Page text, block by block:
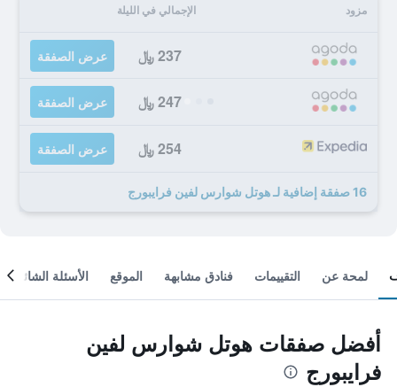
مزود الإجمالي في الليلة
237 ﷼ عرض الصفقة
247 ﷼ عرض الصفقة
254 ﷼ عرض الصفقة
16 صفقة إضافية لـ هوتل شوارس لفين فرايبورج
لمحة عن التقييمات فنادق مشابهة الموقع الأسئلة الشائعة
أفضل صفقات هوتل شوارس لفين
فرايبورج